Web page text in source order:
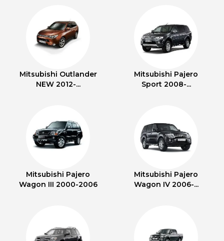
Mitsubishi Outlander
NEW 2012-...
Mitsubishi Pajero
Sport 2008-...
Mitsubishi Pajero
Wagon III 2000-2006
Mitsubishi Pajero
Wagon IV 2006-...